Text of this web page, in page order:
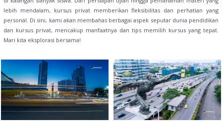
lebih mendalam, kursus privat memberikan fleksibilitas dan perhatian yang
personal. Di sini, kami akan membahas berbagai aspek seputar dunia pendidikan
dan kursus privat, mencakup manfaatnya dan tips memilih kursus yang tepat.
Mari kita eksplorasi bersama!